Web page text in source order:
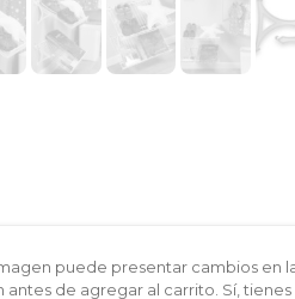
puede presentar cambios en
antes de agregar al carrito. Sí,